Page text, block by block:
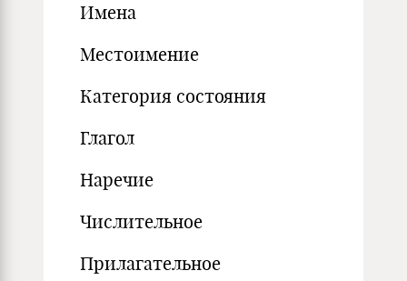
Имена
Местоимение
Категория состояния
Глагол
Наречие
Числительное
Прилагательное